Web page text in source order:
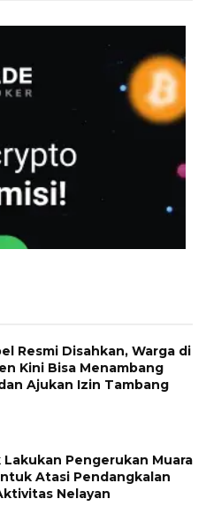
Resmi Disahkan, Warga di
Kini Bisa Menambang
Ajukan Izin Tambang
Lakukan Pengerukan Muara
Atasi Pendangkalan
Nelayan